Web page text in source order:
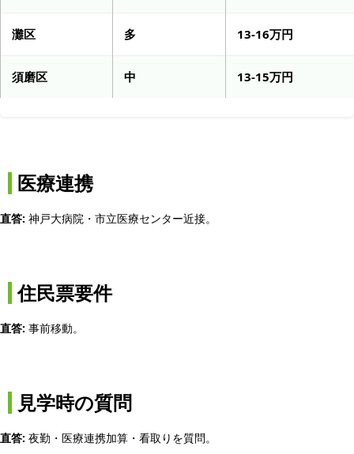
灘区 多 13-16万円
須磨区 中 13-15万円
医療連携
直答: 神戸大病院・市立医療センター近接。
住民票要件
直答: 事前移動。
見学時の質問
直答: 夜勤・医療連携加算・看取りを質問。